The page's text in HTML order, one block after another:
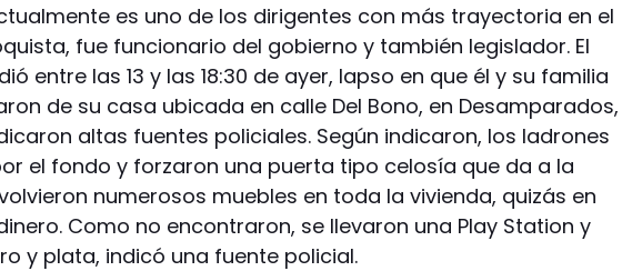
es uno de los dirigentes con más trayectoria en el
fue funcionario del gobierno y también legislador. El
entre las 13 y las 18:30 de ayer, lapso en que él y su familia
de su casa ubicada en calle Del Bono, en Desamparados,
altas fuentes policiales. Según indicaron, los ladrones
el fondo y forzaron una puerta tipo celosía que da a la
numerosos muebles en toda la vivienda, quizás en
Como no encontraron, se llevaron una Play Station y
y plata, indicó una fuente policial.